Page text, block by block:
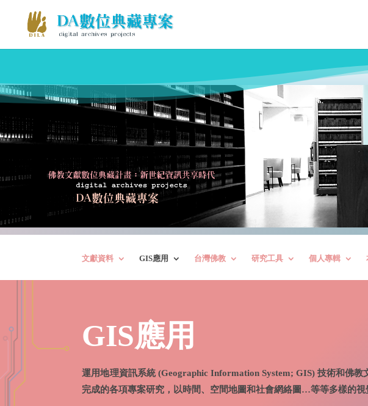
文獻資料 GIS應用 台灣佛教 研究工具 個人專輯
GIS應用
運用地理資訊系統 (Geographic Information System; GIS) 技術和佛
完成的各項專案研究，以時間、空間地圖和社會網絡圖…等等多樣的視